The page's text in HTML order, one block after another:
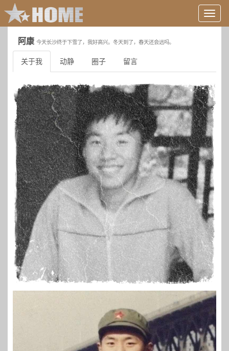
用
户
阿康 今天长沙终于下雪了，我好高兴。冬天到了，春天还会远吗。
关于我 动静 圈子 留言